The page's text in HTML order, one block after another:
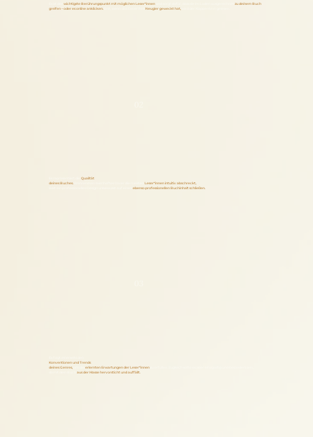
Es ist derwichtigste Berührungspunkt mit möglichen Leser*innen und sorgt dafür, dass sie im Laden ausgerechnetzudeinemBuch
greifen – oder es online anklicken.
Erst, wenn das Cover ihreNeugier geweckt hat,
Es repräsentiert dieQualität
deines Buches.
Leser*innen intuitiv abschreckt,
lässt ein professionelles Design unbewusst auf einenebenso professionellen Buchinhalt schließen.
Konventionen und Trends
deines Genres,
um dieerlernten Erwartungen der Leser*innen
damit dein Buchaus der Masse hervorsticht und auffällt.